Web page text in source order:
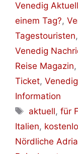
Venedig Aktuell
einem Tag?,
Tagestouristen,
Venedig
Reise Magazin,
Ticket,
Information
aktuell,für
Italien,
Nördliche Adria